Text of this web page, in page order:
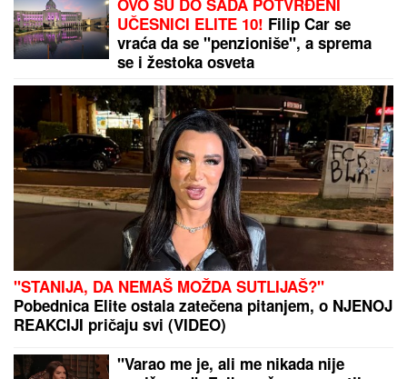
PRAVILO ZA TURISTE NA BAZENIMA U
FRANCUSKOJ:Ovi kupaći kostimi su zabranjeni